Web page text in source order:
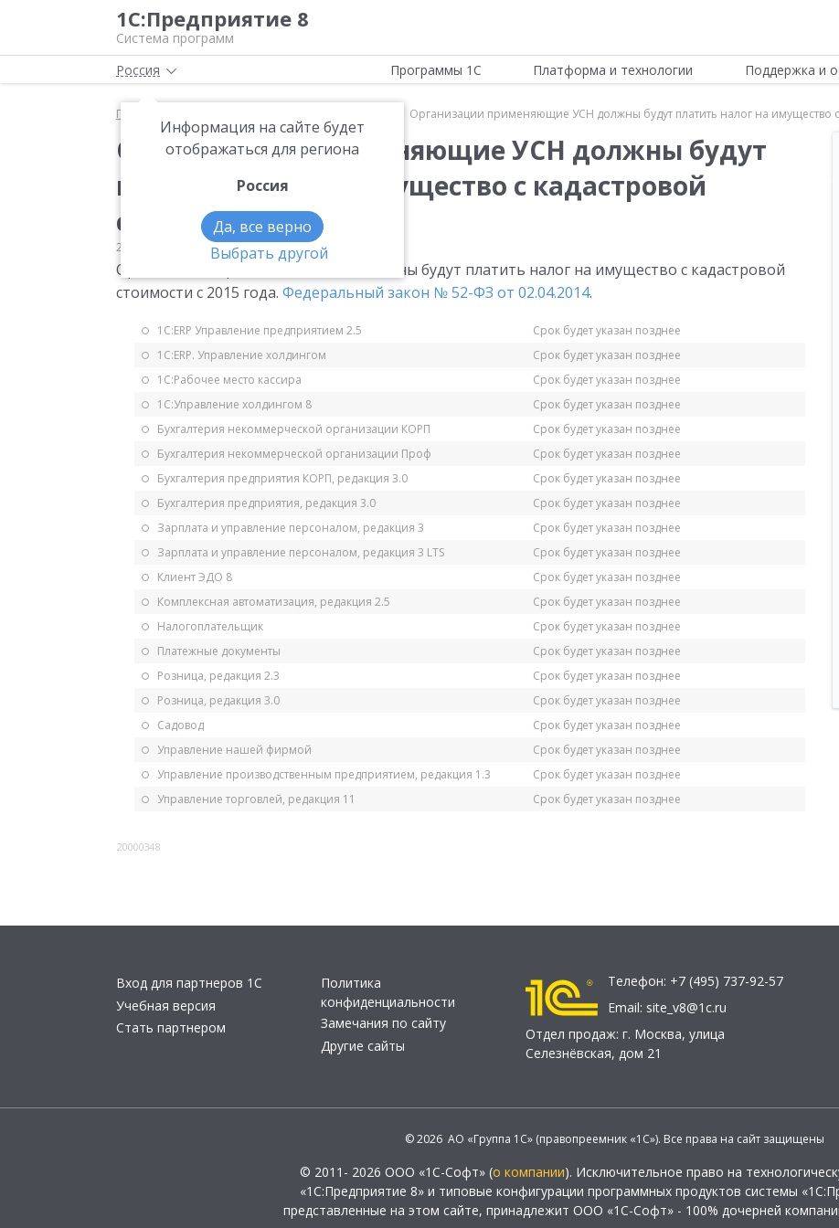
1С:Предприятие 8
Система программ
Россия
Информация на сайте будет
отображаться для региона
Россия
Да, все верно
Выбрать другой
Программы 1С Платформа и технологии Поддержка и
Главная Организации применяющие УСН должны будут платить налог на имущество
Организации применяющие УСН должны будут
платить налог на имущество с кадастровой
стоимости
24.03.2014 УСН
Организации применяющие УСН должны будут платить налог на имущество с кадастровой
стоимости с 2015 года. Федеральный закон № 52-ФЗ от 02.04.2014.
1С:ERP Управление предприятием 2.5
Срок будет указан позднее
1С:ERP. Управление холдингом
Срок будет указан позднее
1С:Рабочее место кассира
Срок будет указан позднее
1С:Управление холдингом 8
Срок будет указан позднее
Бухгалтерия некоммерческой организации КОРП
Срок будет указан позднее
Бухгалтерия некоммерческой организации Проф
Срок будет указан позднее
Бухгалтерия предприятия КОРП, редакция 3.0
Срок будет указан позднее
Бухгалтерия предприятия, редакция 3.0
Срок будет указан позднее
Зарплата и управление персоналом, редакция 3
Срок будет указан позднее
Зарплата и управление персоналом, редакция 3 LTS
Срок будет указан позднее
Клиент ЭДО 8
Срок будет указан позднее
Комплексная автоматизация, редакция 2.5
Срок будет указан позднее
Налогоплательщик
Срок будет указан позднее
Платежные документы
Срок будет указан позднее
Розница, редакция 2.3
Срок будет указан позднее
Розница, редакция 3.0
Срок будет указан позднее
Садовод
Срок будет указан позднее
Управление нашей фирмой
Срок будет указан позднее
Управление производственным предприятием, редакция 1.3
Срок будет указан позднее
Управление торговлей, редакция 11
Срок будет указан позднее
20000348
Вход для партнеров 1С
Учебная версия
Стать партнером
Политика
конфиденциальности
Замечания по сайту
Другие сайты
Телефон: +7 (495) 737-92-57
Email: site_v8@1c.ru
Отдел продаж: г. Москва, улица
Селезнёвская, дом 21
© 2026 АО «Группа 1С» (правопреемник «1С»). Все права на сайт защищены
© 2011- 2026 ООО «1С-Софт» (о компании). Исключительное право на
«1С:Предприятие 8» и типовые конфигурации программных продуктов системы
представленные на этом сайте, принадлежит ООО «1С-Софт» - 100% дочерней